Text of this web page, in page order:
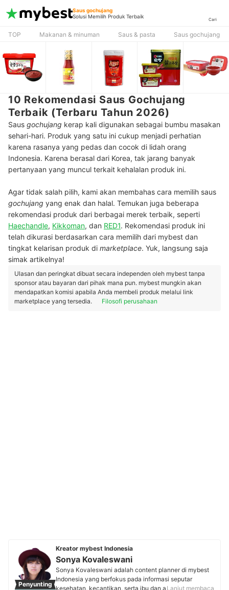
Saus gochujang
Solusi Memilih Produk Terbaik
Cari
TOP Makanan & minuman Saus & pasta Saus gochujang
10 Rekomendasi Saus Gochujang
Terbaik (Terbaru Tahun 2026)
Saus gochujang kerap kali digunakan sebagai bumbu masakan
sehari-hari. Produk yang satu ini cukup menjadi perhatian
karena rasanya yang pedas dan cocok di lidah orang
Indonesia. Karena berasal dari Korea, tak jarang banyak
pertanyaan yang muncul terkait kehalalan produk ini.
Agar tidak salah pilih, kami akan membahas cara memilih saus
gochujang yang enak dan halal. Temukan juga beberapa
rekomendasi produk dari berbagai merek terbaik, seperti
Haechandle, Kikkoman, dan RED1. Rekomendasi produk ini
telah dikurasi berdasarkan cara memilih dari mybest dan
tingkat kelarisan produk di marketplace. Yuk, langsung saja
simak artikelnya!
Ulasan dan peringkat dibuat secara independen oleh mybest tanpa
sponsor atau bayaran dari pihak mana pun. mybest mungkin akan
mendapatkan komisi apabila Anda membeli produk melalui link
marketplace yang tersedia.
Filosofi perusahaan
Penyunting
Kreator mybest Indonesia
Sonya Kovaleswani
Sonya Kovaleswani adalah content planner di mybest
Indonesia yang berfokus pada informasi seputar
kesehatan, kecantikan, serta ibu dan anak. Dengan
Lanjut membaca